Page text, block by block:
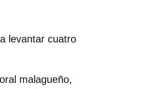
levantar cuatro
malagueño,